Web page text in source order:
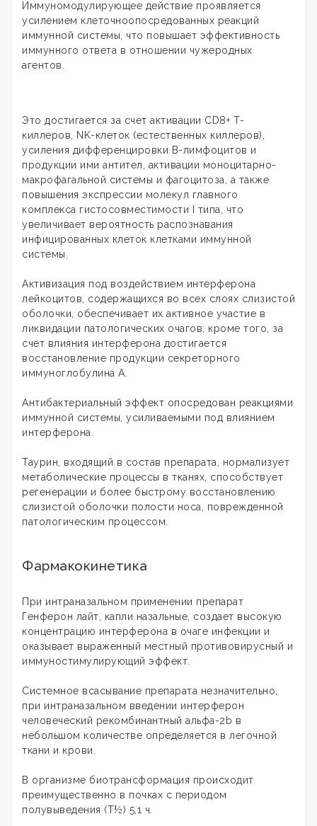
Иммуномодулирующее действие проявляется
усилением клеточноопосредованных реакций
иммунной системы, что повышает эффективность
иммунного ответа в отношении чужеродных
агентов.
Это достигается за счет активации CD8+ Т-
киллеров, NK-клеток (естественных киллеров),
усиления дифференцировки В-лимфоцитов и
продукции ими антител, активации моноцитарно-
макрофагальной системы и фагоцитоза, а также
повышения экспрессии молекул главного
комплекса гистосовместимости I типа, что
увеличивает вероятность распознавания
инфицированных клеток клетками иммунной
системы.
Активизация под воздействием интерферона
лейкоцитов, содержащихся во всех слоях слизистой
оболочки, обеспечивает их активное участие в
ликвидации патологических очагов; кроме того, за
счет влияния интерферона достигается
восстановление продукции секреторного
иммуноглобулина А.
Антибактериальный эффект опосредован реакциями
иммунной системы, усиливаемыми под влиянием
интерферона.
Таурин, входящий в состав препарата, нормализует
метаболические процессы в тканях, способствует
регенерации и более быстрому восстановлению
слизистой оболочки полости носа, поврежденной
патологическим процессом.
Фармакокинетика
При интраназальном применении препарат
Генферон лайт, капли назальные, создает высокую
концентрацию интерферона в очаге инфекции и
оказывает выраженный местный противовирусный и
иммуностимулирующий эффект.
Системное всасывание препарата незначительно,
при интраназальном введении интерферон
человеческий рекомбинантный альфа-2b в
небольшом количестве определяется в легочной
ткани и крови.
В организме биотрансформация происходит
преимущественно в почках с периодом
полувыведения (Т½) 5,1 ч.